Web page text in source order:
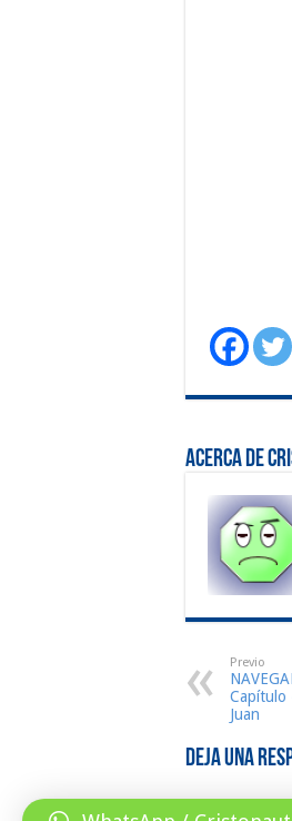
Acerca de
Previo
Capítulo
Juan
Deja una